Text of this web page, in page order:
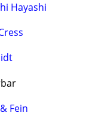
Hayashi
Fein